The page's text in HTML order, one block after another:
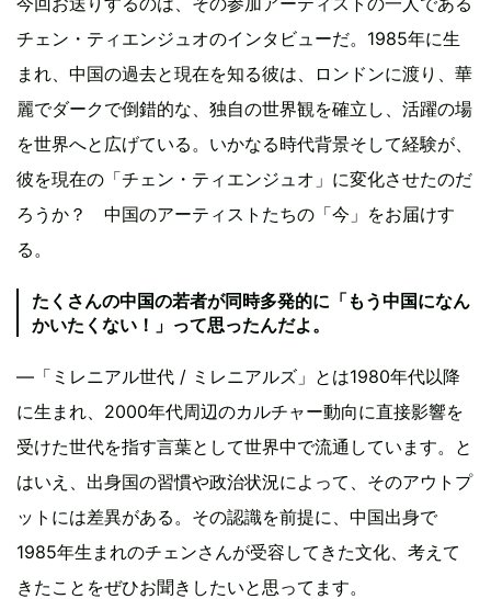
チェン・ティエンジュオのインタビューだ。1985年に生
まれ、中国の過去と現在を知る彼は、ロンドンに渡り、華
麗でダークで倒錯的な、独自の世界観を確立し、活躍の場
を世界へと広げている。いかなる時代背景そして経験が、
彼を現在の「チェン・ティエンジュオ」に変化させたのだ
ろうか？ 中国のアーティストたちの「今」をお届けす
る。
たくさんの中国の若者が同時多発的に「もう中国になん
かいたくない！」って思ったんだよ。
—「ミレニアル世代 / ミレニアルズ」とは1980年代以降
に生まれ、2000年代周辺のカルチャー動向に直接影響を
受けた世代を指す言葉として世界中で流通しています。と
はいえ、出身国の習慣や政治状況によって、そのアウトプ
ットには差異がある。その認識を前提に、中国出身で
1985年生まれのチェンさんが受容してきた文化、考えて
きたことをぜひお聞きしたいと思ってます。